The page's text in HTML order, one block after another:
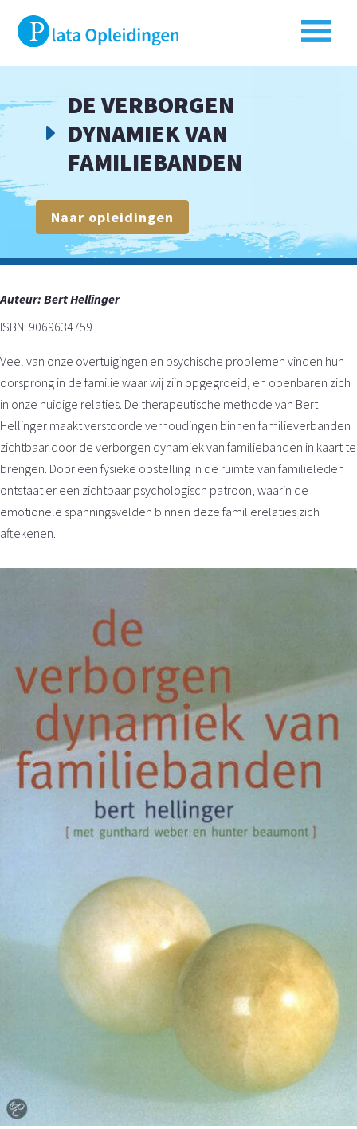
E
DE VERBORGEN
DYNAMIEK VAN
FAMILIEBANDEN
Naar opleidingen
Auteur: Bert Hellinger
ISBN: 9069634759
Veel van onze overtuigingen en psychische problemen vinden hun
oorsprong in de familie waar wij zijn opgegroeid, en openbaren zich
in onze huidige relaties. De therapeutische methode van Bert
Hellinger maakt verstoorde verhoudingen binnen familieverbanden
zichtbaar door de verborgen dynamiek van familiebanden in kaart te
brengen. Door een fysieke opstelling in de ruimte van familieleden
ontstaat er een zichtbaar psychologisch patroon, waarin de
emotionele spanningsvelden binnen deze familierelaties zich
aftekenen.